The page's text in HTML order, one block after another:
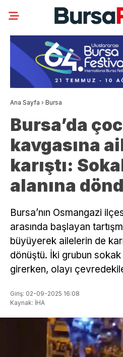
Ana Sayfa › Bursa
Bursa’da
kavgasına
karıştı:
alanına
Bursa’nın Osmangazi
arasında başlayan
büyüyerek ailelerin de
dönüştü. İki grubun
girerken, olayı
Giriş: 02-09-2025 16:08
Kaynak: İHA